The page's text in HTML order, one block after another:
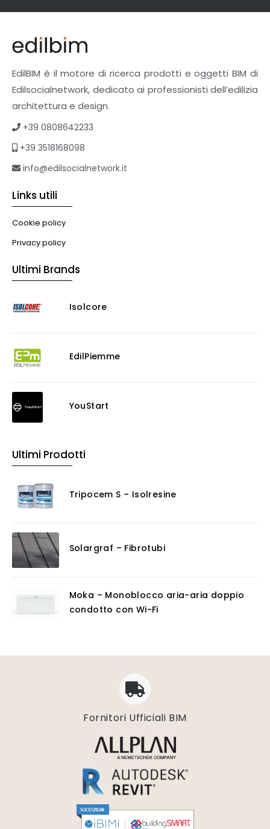
EdilBIM è il motore di ricerca prodotti e oggetti BIM di
Edilsocialnetwork, dedicato ai professionisti dell’edilizia
architettura e design.
+39 0808642233
+39 3518168098
info@edilsocialnetwork.it
Links utili
Cookie policy
Privacy policy
Ultimi Brands
Isolcore
EdilPiemme
YouStart
Ultimi Prodotti
Tripocem S – Isolresine
Solargraf – Fibrotubi
Moka – Monoblocco aria-aria doppio
condotto con Wi-Fi
Fornitori Ufficiali BIM